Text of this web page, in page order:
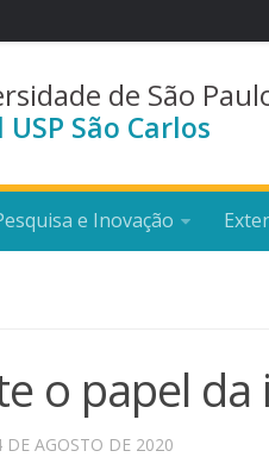
de São
São Carlos
e Inovação
o papel
DE AGOSTO DE 2020